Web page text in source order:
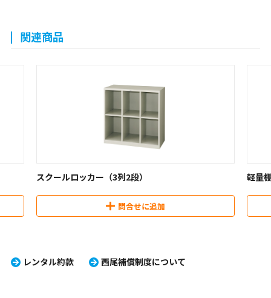
関連商品
スクールロッカー（3列2段）
問合せに追加
軽量
レンタル約款 西尾補償制度について